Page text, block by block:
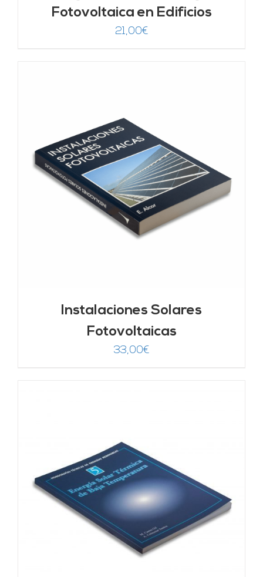
Fotovoltaica en Edificios
21,00€
Instalaciones Solares
Fotovoltaicas
33,00€